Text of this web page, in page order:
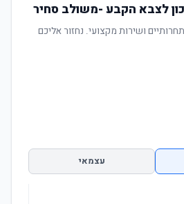
לצבא הקבע -משולב סחיר
ושירות מקצועי. נחזור אליכם
עצמאי